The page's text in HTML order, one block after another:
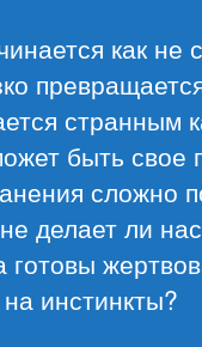
как
странным
быть свое
сложно
делает ли
готовы
инстинкты?